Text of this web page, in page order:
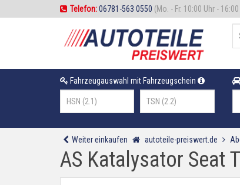
Telefon:06781-563 0550 (Mo. - Fr. 10:00 Uhr - 16:00
Fahrzeugauswahl mit Fahrzeugschein
Weiter einkaufen autoteile-preiswert.de
AS Katalysator Seat